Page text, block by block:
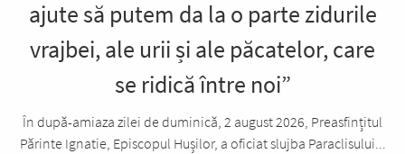
ajute să putem da la o parte zidurile
vrajbei, ale urii și ale păcatelor, care
se ridică între noi”
În după-amiaza zilei de duminică, 2 august 2026, Preasfințitul
Părinte Ignatie, Episcopul Hușilor, a oficiat slujba Paraclisului...